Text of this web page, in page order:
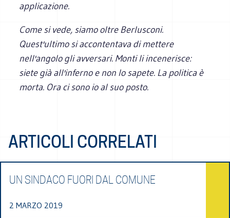
applicazione.
Come si vede, siamo oltre Berlusconi.
Quest'ultimo si accontentava di mettere
nell'angolo gli avversari. Monti li incenerisce:
siete già all'inferno e non lo sapete. La politica è
morta. Ora ci sono io al suo posto.
ARTICOLI CORRELATI
UN SINDACO FUORI DAL COMUNE
2 MARZO 2019